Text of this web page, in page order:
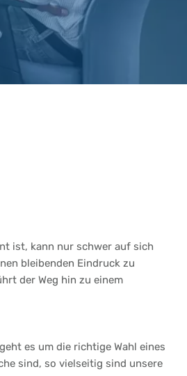
ist, kann nur schwer auf sich
bleibenden Eindruck zu
der Weg hin zu einem
es um die richtige Wahl eines
sind, so vielseitig sind unsere